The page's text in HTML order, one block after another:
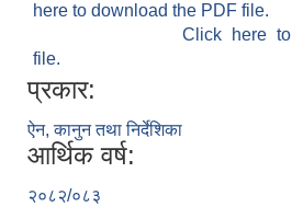
here to download the PDF file.
Click here
file.
प्रकार:
ऐन, कानुन तथा निर्देशिका
आर्थिक वर्ष:
२०८२/०८३